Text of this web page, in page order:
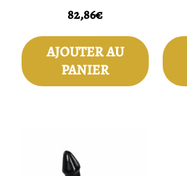
82,86€
AJOUTER AU
PANIER